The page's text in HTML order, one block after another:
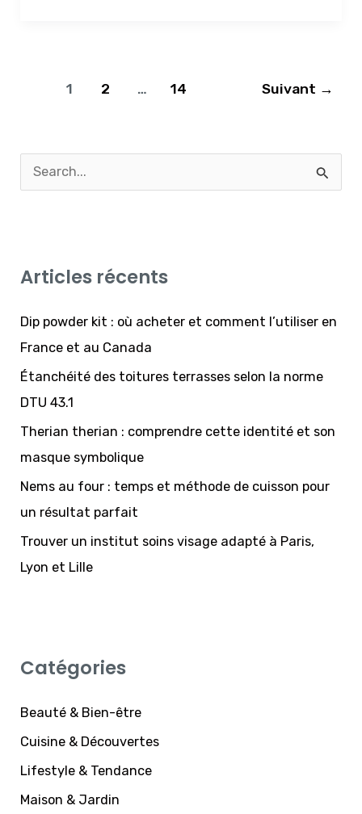
1 2 … 14 Suivant →
e
c
h
e
r
:
Articles récents
Dip powder kit : où acheter et comment l’utiliser en
France et au Canada
Étanchéité des toitures terrasses selon la norme
DTU 43.1
Therian therian : comprendre cette identité et son
masque symbolique
Nems au four : temps et méthode de cuisson pour
un résultat parfait
Trouver un institut soins visage adapté à Paris,
Lyon et Lille
Catégories
Beauté & Bien-être
Cuisine & Découvertes
Lifestyle & Tendance
Maison & Jardin